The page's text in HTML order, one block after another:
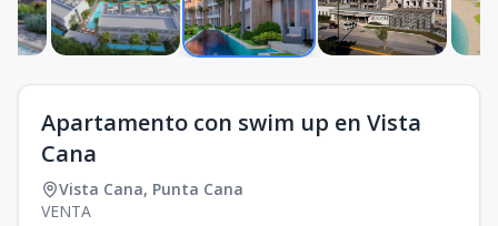
Apartamento con swim up en Vista
Cana
Vista Cana, Punta Cana
VENTA